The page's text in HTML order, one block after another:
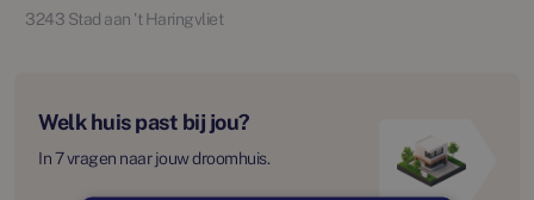
3243 Stad aan 't Haringvliet
Welk huis past bij jou?
In 7 vragen naar jouw droomhuis.